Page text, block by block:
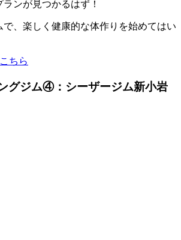
ンが見つかるはず！
、楽しく健康的な体作りを始めてはい
ちら
グジム④：シーザージム新小岩